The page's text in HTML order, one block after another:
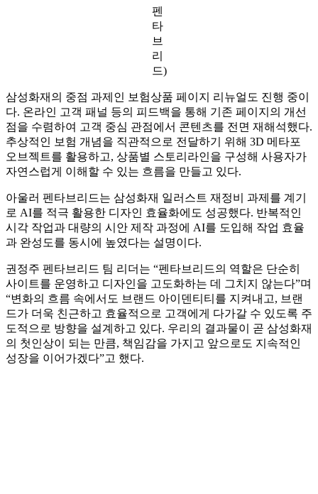
(자
료
=
타
브
리
드)
삼성화재의 중점 과제인 보험상품 페이지 리뉴얼도 진행 중이
점을 수렴하여 고객 중심 관점에서 콘텐츠를 전면 재해석했다.
추상적인 보험 개념을 직관적으로 전달하기 위해 3D 메타포
오브젝트를 활용하고, 상품별 스토리라인을 구성해 사용자가
자연스럽게 이해할 수 있는 흐름을 만들고 있다.
아울러 펜타브리드는 삼성화재 일러스트 재정비 과제를 계기
로 AI를 적극 활용한 디자인 효율화에도 성공했다. 반복적인
시각 작업과 대량의 시안 제작 과정에 AI를 도입해 작업 효율
과 완성도를 동시에 높였다는 설명이다.
권정주 펜타브리드 팀 리더는 “펜타브리드의 역할은 단순히
사이트를 운영하고 디자인을 고도화하는 데 그치지 않는다”며